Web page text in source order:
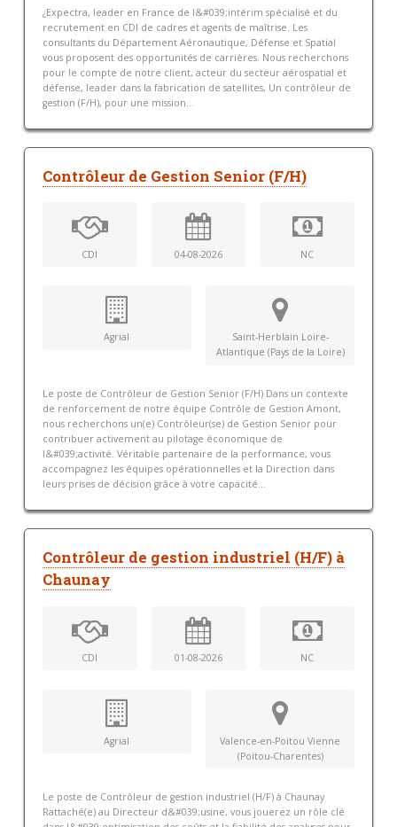
¿Expectra, leader en France de l&#039;intérim spécialisé et du
recrutement en CDI de cadres et agents de maîtrise. Les
consultants du Département Aéronautique, Défense et Spatial
vous proposent des opportunités de carrières. Nous recherchons
pour le compte de notre client, acteur du secteur aérospatial et
défense, leader dans la fabrication de satellites, Un contrôleur de
gestion (F/H), pour une mission...
Contrôleur de Gestion Senior (F/H)
CDI 04-08-2026 NC
Agrial
Saint-Herblain Loire-
Atlantique (Pays de la Loire)
Le poste de Contrôleur de Gestion Senior (F/H) Dans un contexte
de renforcement de notre équipe Contrôle de Gestion Amont,
nous recherchons un(e) Contrôleur(se) de Gestion Senior pour
contribuer activement au pilotage économique de
l&#039;activité. Véritable partenaire de la performance, vous
accompagnez les équipes opérationnelles et la Direction dans
leurs prises de décision grâce à votre capacité...
Contrôleur de gestion industriel (H/F) à
Chaunay
CDI 01-08-2026 NC
Agrial
Valence-en-Poitou Vienne
(Poitou-Charentes)
Le poste de Contrôleur de gestion industriel (H/F) à Chaunay
Rattaché(e) au Directeur d&#039;usine, vous jouerez un rôle clé